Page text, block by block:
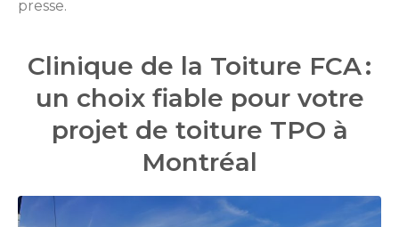
presse.
Clinique de la Toiture FCA :
un choix fiable pour votre
projet de toiture TPO à
Montréal